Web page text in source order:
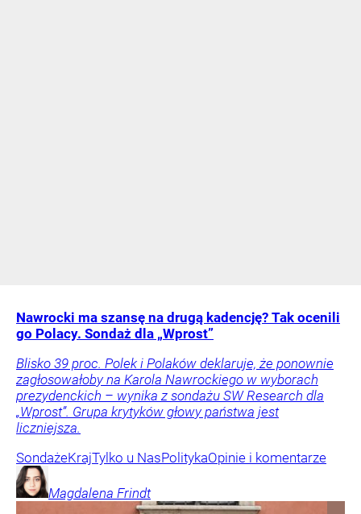
Nawrocki ma szansę na drugą kadencję? Tak ocenili
go Polacy. Sondaż dla „Wprost”
Blisko 39 proc. Polek i Polaków deklaruje, że ponownie
zagłosowałoby na Karola Nawrockiego w wyborach
prezydenckich – wynika z sondażu SW Research dla
„Wprost”. Grupa krytyków głowy państwa jest
liczniejsza.
SondażeKrajTylko u NasPolitykaOpinie i komentarze
Magdalena Frindt